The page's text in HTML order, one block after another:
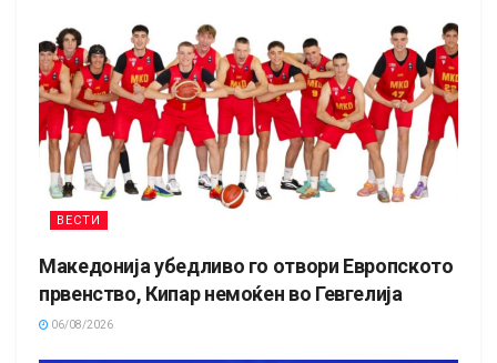
ВЕСТИ
Македонија убедливо го отвори Европското
првенство, Кипар немоќен во Гевгелија
06/08/2026